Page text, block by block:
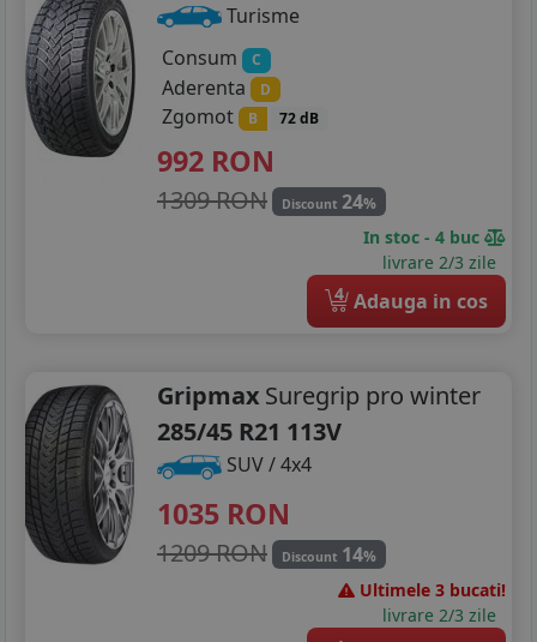
Turisme
Consum
C
Aderenta D
Zgomot B 72 dB
992 RON
1309 RON Discount 24%
In stoc - 4 buc
livrare 2/3 zile
4 Adauga in cos
Gripmax Suregrip pro winter
285/45 R21 113V
SUV / 4x4
1035 RON
1209 RON Discount 14%
Ultimele 3 bucati!
livrare 2/3 zile